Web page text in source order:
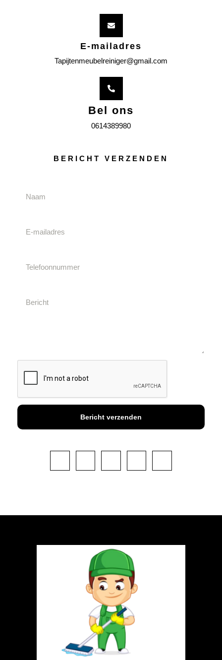
E-mailadres
Tapijtenmeubelreiniger@gmail.com
Bel ons
0614389980
BERICHT VERZENDEN
Bericht verzenden